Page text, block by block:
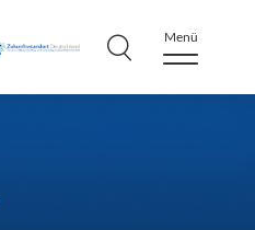
Menü